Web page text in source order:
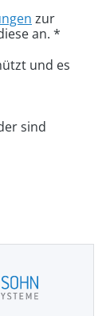
zur
an. *
und es
sind